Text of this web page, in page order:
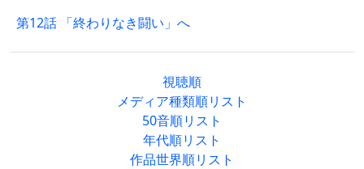
第12話 「終わりなき闘い」へ
視聴順
メディア種類順リスト
50音順リスト
年代順リスト
作品世界順リスト